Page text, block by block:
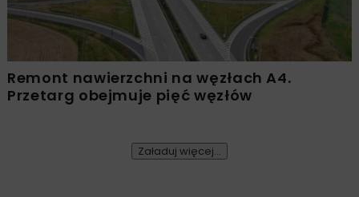
Remont nawierzchni na węzłach A4.
Przetarg obejmuje pięć węzłów
Załaduj więcej...